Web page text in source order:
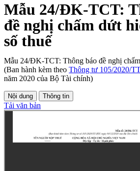
Mẫu 24/ĐK-TCT:
đề nghị chấm dứt
số thuế
Mẫu 24/ĐK-TCT: Thông báo đề nghị
(Ban hành kèm theo Thông tư 105/2020/
năm 2020 của Bộ Tài chính)
Nội dung Thông tin
Tải văn bản